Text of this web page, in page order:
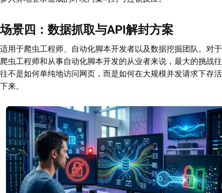
场景四：数据抓取与API解封方案
适用于爬虫工程师、自动化脚本开发者以及数据挖掘团队。对于
爬虫工程师和从事自动化脚本开发的从业者来说，最大的挑战往
往不是如何单纯地访问网页，而是如何在大规模并发请求下存活
下来。